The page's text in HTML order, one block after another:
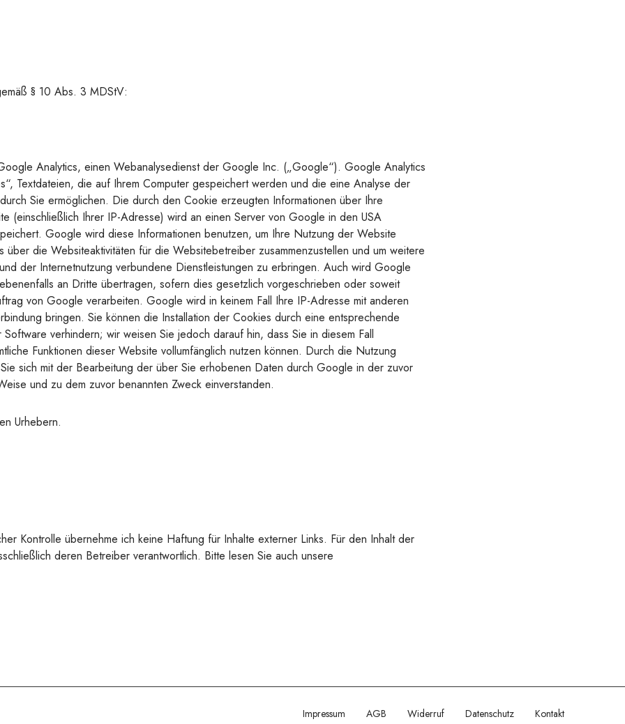
§ 10 Abs. 3 MDStV:
Analytics, einen Webanalysedienst der Google Inc. („Google“). Google Analytics
Textdateien, die auf Ihrem Computer gespeichert werden und die eine Analyse der
Sie ermöglichen. Die durch den Cookie erzeugten Informationen über Ihre
(einschließlich Ihrer IP-Adresse) wird an einen Server von Google in den USA
Google wird diese Informationen benutzen, um Ihre Nutzung der Website
über die Websiteaktivitäten für die Websitebetreiber zusammenzustellen und um weitere
der Internetnutzung verbundene Dienstleistungen zu erbringen. Auch wird Google
an Dritte übertragen, sofern dies gesetzlich vorgeschrieben oder soweit
von Google verarbeiten. Google wird in keinem Fall Ihre IP-Adresse mit anderen
bringen. Sie können die Installation der Cookies durch eine entsprechende
Software verhindern; wir weisen Sie jedoch darauf hin, dass Sie in diesem Fall
Funktionen dieser Website vollumfänglich nutzen können. Durch die Nutzung
sich mit der Bearbeitung der über Sie erhobenen Daten durch Google in der zuvor
und zu dem zuvor benannten Zweck einverstanden.
Urhebern.
Kontrolle übernehme ich keine Haftung für Inhalte externer Links. Für den Inhalt der
deren Betreiber verantwortlich. Bitte lesen Sie auch unsere
Impressum AGB Widerruf Datenschutz Kontakt